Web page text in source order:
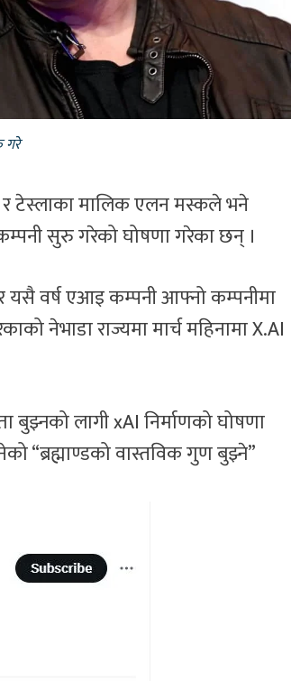
गरे
र टेस्लाका मालिक एलन मस्कले भने
सुरु गरेको घोषणा गरेका छन् ।
यसै वर्ष एआइ कम्पनी आफ्नो कम्पनीमा
नेभाडा राज्यमा मार्च महिनामा X.AI
बुझ्नको लागी xAI निर्माणको घोषणा
“ब्रह्माण्डको वास्तविक गुण बुझ्ने”